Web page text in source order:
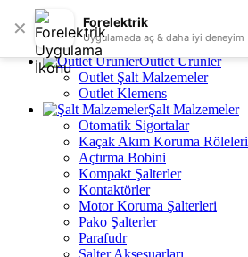
✕ Forelektrik
Uygulamada aç & daha iyi deneyim
Skip to navigation Skip to main content
Tüm Kategoriler
Outlet Ürünler
Outlet Şalt Malzemeler
Outlet Klemens
Şalt Malzemeler
Otomatik Sigortalar
Kaçak Akım Koruma Röleleri
Açtırma Bobini
Kompakt Şalterler
Kontaktörler
Motor Koruma Şalterleri
Pako Şalterler
Parafudr
Şalter Aksesuarları